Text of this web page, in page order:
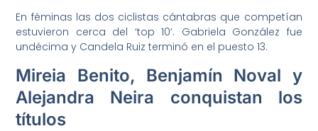
En féminas las dos ciclistas cántabras que competían
estuvieron cerca del ‘top 10’. Gabriela González fue
undécima y Candela Ruiz terminó en el puesto 13.
Mireia Benito, Benjamín Noval y
Alejandra Neira conquistan los
títulos